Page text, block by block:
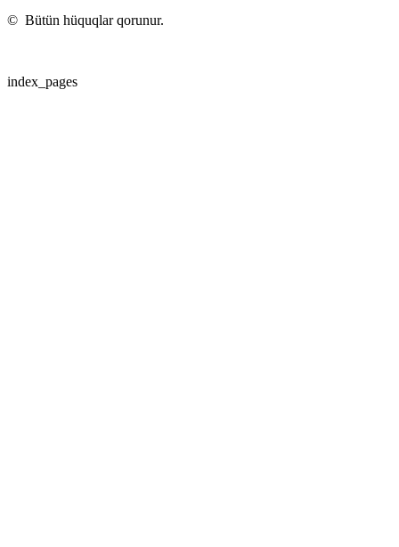
© Bütün hüquqlar qorunur.
index_pages